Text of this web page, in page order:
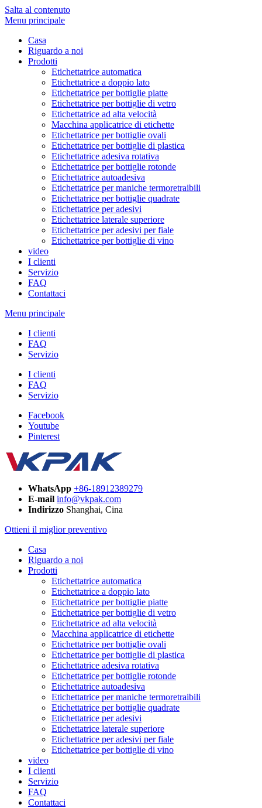
Salta al contenuto
Menu principale
Casa
Riguardo a noi
Prodotti
Etichettatrice automatica
Etichettatrice a doppio lato
Etichettatrice per bottiglie piatte
Etichettatrice per bottiglie di vetro
Etichettatrice ad alta velocità
Macchina applicatrice di etichette
Etichettatrice per bottiglie ovali
Etichettatrice per bottiglie di plastica
Etichettatrice adesiva rotativa
Etichettatrice per bottiglie rotonde
Etichettatrice autoadesiva
Etichettatrice per maniche termoretraibili
Etichettatrice per bottiglie quadrate
Etichettatrice per adesivi
Etichettatrice laterale superiore
Etichettatrice per adesivi per fiale
Etichettatrice per bottiglie di vino
video
I clienti
Servizio
FAQ
Contattaci
Menu principale
I clienti
FAQ
Servizio
I clienti
FAQ
Servizio
Facebook
Youtube
Pinterest
WhatsApp +86-18912389279
E-mail info@vkpak.com
Indirizzo Shanghai, Cina
Ottieni il miglior preventivo
Casa
Riguardo a noi
Prodotti
Etichettatrice automatica
Etichettatrice a doppio lato
Etichettatrice per bottiglie piatte
Etichettatrice per bottiglie di vetro
Etichettatrice ad alta velocità
Macchina applicatrice di etichette
Etichettatrice per bottiglie ovali
Etichettatrice per bottiglie di plastica
Etichettatrice adesiva rotativa
Etichettatrice per bottiglie rotonde
Etichettatrice autoadesiva
Etichettatrice per maniche termoretraibili
Etichettatrice per bottiglie quadrate
Etichettatrice per adesivi
Etichettatrice laterale superiore
Etichettatrice per adesivi per fiale
Etichettatrice per bottiglie di vino
video
I clienti
Servizio
FAQ
Contattaci